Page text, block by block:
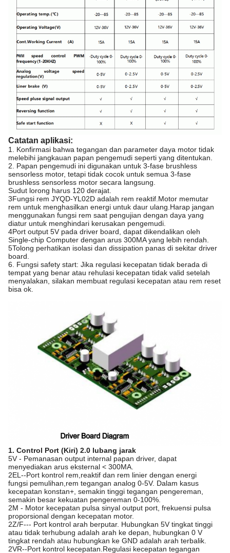
Catatan aplikasi:
1. Konfirmasi bahwa tegangan dan parameter daya motor tidak
melebihi jangkauan papan pengemudi seperti yang ditentukan.
2. Papan pengemudi ini digunakan untuk 3-fase brushless
sensorless motor, tetapi tidak cocok untuk semua 3-fase
brushless sensorless motor secara langsung.
Sudut lorong harus 120 derajat.
3Fungsi rem JYQD-YL02D adalah rem reaktif.Motor memutar
rem untuk menghasilkan energi untuk daur ulang.Harap jangan
menggunakan fungsi rem saat pengujian dengan daya yang
diatur untuk menghindari kerusakan pengemudi.
4Port output 5V pada driver board, dapat dikendalikan oleh
Single-chip Computer dengan arus 300MA yang lebih rendah.
5Tolong perhatikan isolasi dan dissipation panas di sekitar driver
board.
6. Fungsi safety start: Jika regulasi kecepatan tidak berada di
tempat yang benar atau rehulasi kecepatan tidak valid setelah
menyalakan, silakan membuat regulasi kecepatan atau rem reset
bisa ok.
1. Control Port (Kiri) 2.0 lubang jarak
5V - Pemanasan output internal papan driver, dapat
menyediakan arus eksternal < 300MA.
2EL--Port kontrol rem,reaktif dan rem linier dengan energi
fungsi pemulihan,rem tegangan analog 0-5V. Dalam kasus
kecepatan konstan+, semakin tinggi tegangan pengereman,
semakin besar kekuatan pengereman 0-100%.
2M - Motor kecepatan pulsa sinyal output port, frekuensi pulsa
proporsional dengan kecepatan motor.
2Z/F--- Port kontrol arah berputar. Hubungkan 5V tingkat tinggi
atau tidak terhubung adalah arah ke depan, hubungkan 0 V
tingkat rendah atau hubungkan ke GND adalah arah terbalik.
2VR--Port kontrol kecepatan.Regulasi kecepatan tegangan